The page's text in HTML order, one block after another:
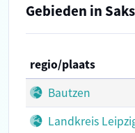
Gebieden in
regio/plaats
Bautzen
Landkreis